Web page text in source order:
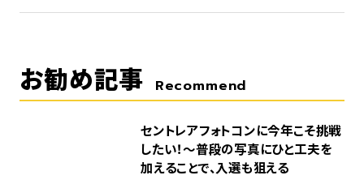
お勧め記事 Recommend
セントレアフォトコンに今年こそ挑戦
したい！～普段の写真にひと工夫を
加えることで、入選も狙える